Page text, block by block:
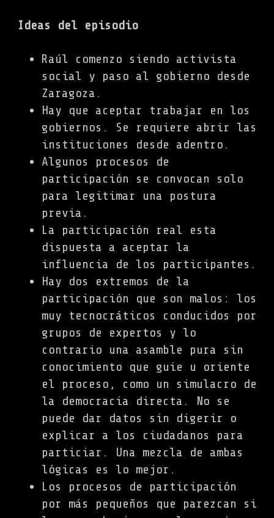
Ideas del episodio
Raúl comenzo siendo activista
social y paso al gobierno desde
Zaragoza.
Hay que aceptar trabajar en los
gobiernos. Se requiere abrir las
instituciones desde adentro.
Algunos procesos de
participación se convocan solo
para legitimar una postura
previa.
La participación real esta
dispuesta a aceptar la
influencia de los participantes.
Hay dos extremos de la
participación que son malos: los
muy tecnocráticos conducidos por
grupos de expertos y lo
contrario una asamble pura sin
conocimiento que guie u oriente
el proceso, como un simulacro de
la democracia directa. No se
puede dar datos sin digerir o
explicar a los ciudadanos para
particiar. Una mezcla de ambas
lógicas es lo mejor.
Los procesos de participación
por más pequeños que parezcan si